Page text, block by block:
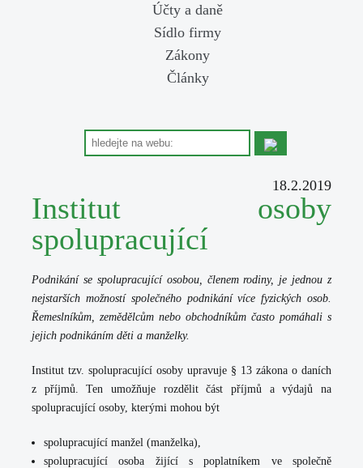
Účty a daně
Sídlo firmy
Zákony
Články
Institut osoby
spolupracující
18.2.2019
Podnikání se spolupracující osobou, členem rodiny, je jednou z
nejstarších možností společného podnikání více fyzických osob.
Řemeslníkům, zemědělcům nebo obchodníkům často pomáhali s
jejich podnikáním děti a manželky.
Institut tzv. spolupracující osoby upravuje § 13 zákona o daních
z příjmů. Ten umožňuje rozdělit část příjmů a výdajů na
spolupracující osoby, kterými mohou být
spolupracující manžel (manželka),
spolupracující osoba žijící s poplatníkem ve společně